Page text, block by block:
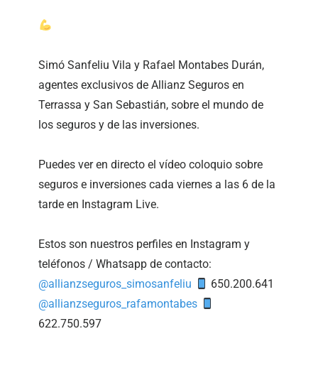
Simó Sanfeliu Vila y Rafael Montabes Durán,
agentes exclusivos de Allianz Seguros en
Terrassa y San Sebastián, sobre el mundo de
los seguros y de las inversiones.⁣
Puedes ver en directo el vídeo coloquio sobre
seguros e inversiones cada viernes a las 6 de la
tarde en Instagram Live. ⁣
Estos son nuestros perfiles en Instagram y
teléfonos / Whatsapp de contacto:⁣
@allianzseguros_simosanfeliu
650.200.641⁣
@allianzseguros_rafamontabes
622.750.597⁣